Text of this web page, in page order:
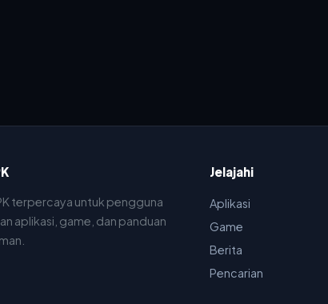
terpercaya untuk pengguna
aplikasi, game, dan panduan
Jelajahi
Aplikasi
Game
Berita
Pencarian